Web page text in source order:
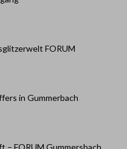
FORUM
in Gummerbach
– FORUM Gummersbach